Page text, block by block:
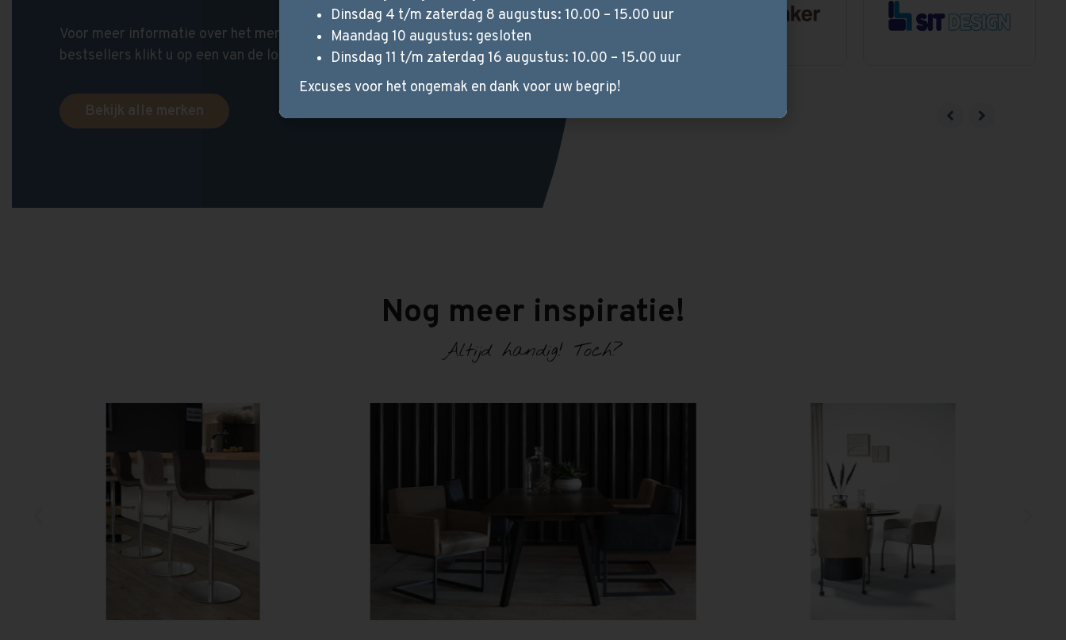
Voor meer informatie over het merk en de bijbehorende
bestsellers klikt u op een van de logo’s.
Bekijk alle merken
Nog meer inspiratie!
Altijd handig! Toch?
Dinsdag 4 t/m zaterdag 8 augustus: 10.00 – 15.00 uur
Maandag 10 augustus: gesloten
Dinsdag 11 t/m zaterdag 16 augustus: 10.00 – 15.00 uur
Excuses voor het ongemak en dank voor uw begrip!